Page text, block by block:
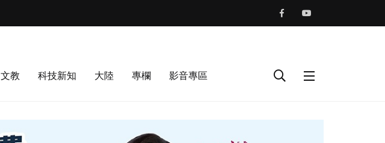
文教 科技新知 大陸 專欄 影音專區